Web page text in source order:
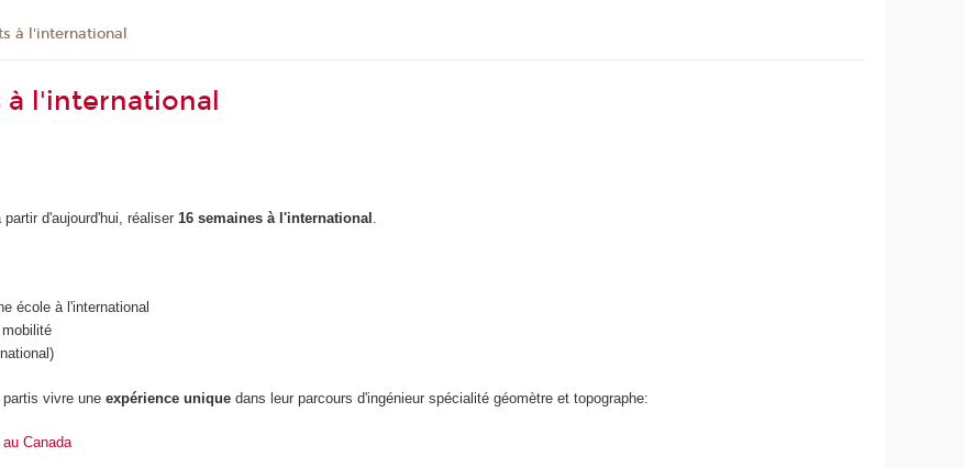
à l'international
l'international
d'aujourd'hui, réaliser16 semaines à l'international .
école à l'international
partis vivre uneexpérience uniquedans leur parcours d'ingénieur spécialité géomètre et topographe:
Canada